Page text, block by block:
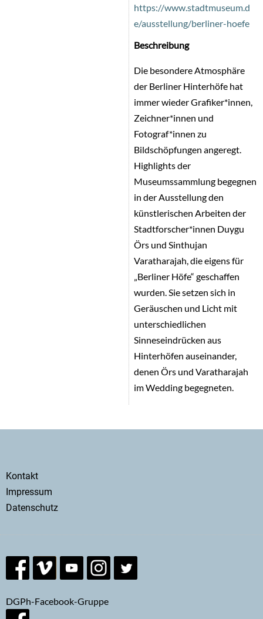
https://www.stadtmuseum.d
e/ausstellung/berliner-hoefe
Beschreibung
Die besondere Atmosphäre
der Berliner Hinterhöfe hat
immer wieder Grafiker*innen,
Zeichner*innen und
Fotograf*innen zu
Bildschöpfungen angeregt.
Highlights der
Museumssammlung begegnen
in der Ausstellung den
künstlerischen Arbeiten der
Stadtforscher*innen Duygu
Örs und Sinthujan
Varatharajah, die eigens für
„Berliner Höfe“ geschaffen
wurden. Sie setzen sich in
Geräuschen und Licht mit
unterschiedlichen
Sinneseindrücken aus
Hinterhöfen auseinander,
denen Örs und Varatharajah
im Wedding begegneten.
Secondary
menu
Kontakt
Impressum
Datenschutz
DGPh-Facebook-Gruppe